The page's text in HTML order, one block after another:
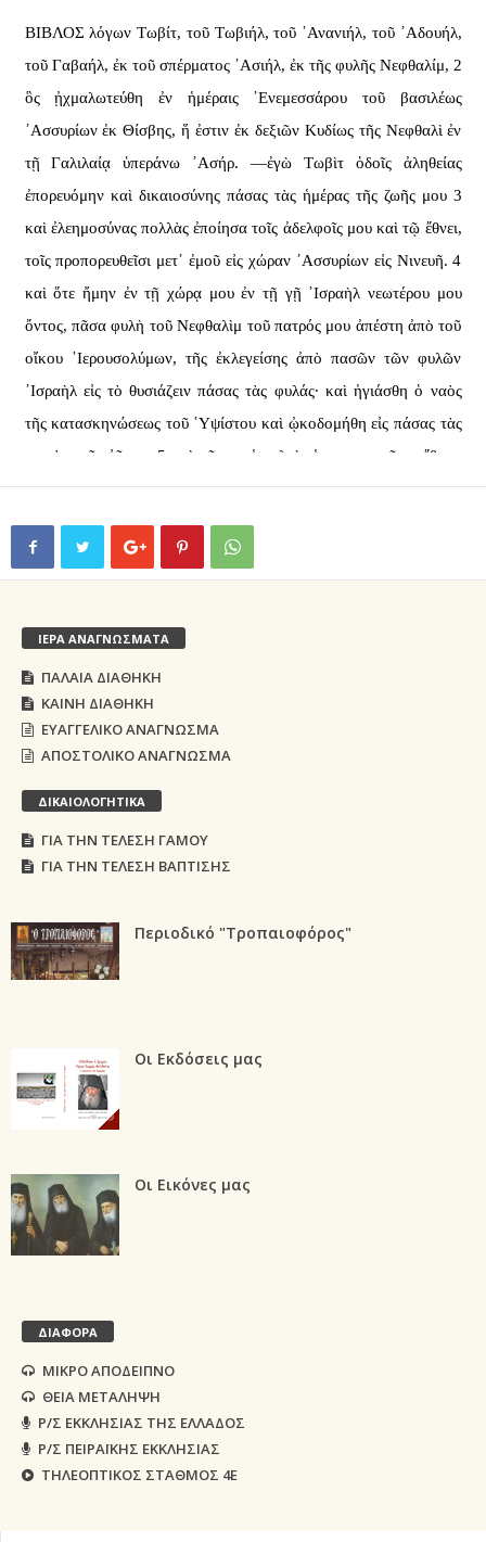
ΙΕΡΑ ΑΝΑΓΝΩΣΜΑΤΑ
ΠΑΛΑΙΑ ΔΙΑΘΗΚΗ
ΚΑΙΝΗ ΔΙΑΘΗΚΗ
ΕΥΑΓΓΕΛΙΚΟ ΑΝΑΓΝΩΣΜΑ
ΑΠΟΣΤΟΛΙΚΟ ΑΝΑΓΝΩΣΜΑ
ΔΙΚΑΙΟΛΟΓΗΤΙΚΑ
ΓΙΑ ΤΗΝ ΤΕΛΕΣΗ ΓΑΜΟΥ
ΓΙΑ ΤΗΝ ΤΕΛΕΣΗ ΒΑΠΤΙΣΗΣ
Περιοδικό "Τροπαιοφόρος"
Οι Εκδόσεις μας
Οι Εικόνες μας
ΔΙΑΦΟΡΑ
ΜΙΚΡΟ ΑΠΟΔΕΙΠΝΟ
ΘΕΙΑ ΜΕΤΑΛΗΨΗ
Ρ/Σ ΕΚΚΛΗΣΙΑΣ ΤΗΣ ΕΛΛΑΔΟΣ
Ρ/Σ ΠΕΙΡΑΪΚΗΣ ΕΚΚΛΗΣΙΑΣ
ΤΗΛΕΟΠΤΙΚΟΣ ΣΤΑΘΜΟΣ 4Ε